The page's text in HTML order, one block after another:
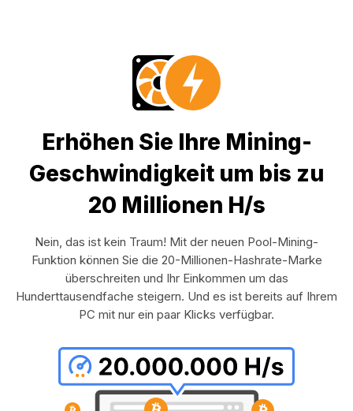
Erhöhen Sie Ihre Mining-
Geschwindigkeit um bis zu
20 Millionen H/s
Nein, das ist kein Traum! Mit der neuen Pool-Mining-
Funktion können Sie die 20-Millionen-Hashrate-Marke
überschreiten und Ihr Einkommen um das
Hunderttausendfache steigern. Und es ist bereits auf Ihrem
PC mit nur ein paar Klicks verfügbar.